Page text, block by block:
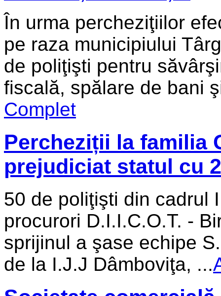
În urma percheziţiilor
pe raza municipiului
de poliţişti pentru
fiscală, spălare de bani
Complet
Percheziții la familia
prejudiciat statul cu
50 de poliţişti din cadrul
procurori D.I.I.C.O.T. ­-
sprijinul a şase echipe
de la I.J.J Dâmboviţa, ...